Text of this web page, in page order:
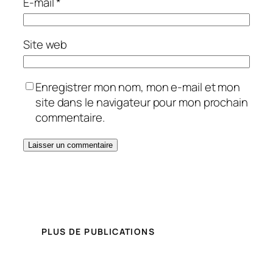
Site web
Enregistrer mon nom, mon e-mail et mon
site dans le navigateur pour mon prochain
commentaire.
PLUS DE PUBLICATIONS